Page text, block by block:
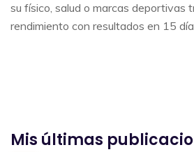
su físico, salud o marcas deportivas
rendimiento con resultados en 15
Mis últimas